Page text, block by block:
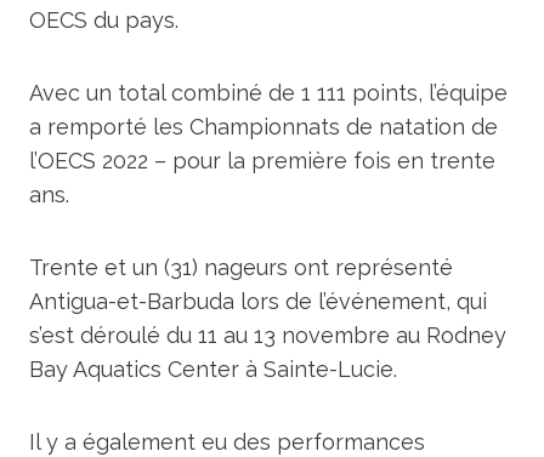
OECS du pays.
Avec un total combiné de 1 111 points, l’équipe
a remporté les Championnats de natation de
l’OECS 2022 – pour la première fois en trente
ans.
Trente et un (31) nageurs ont représenté
Antigua-et-Barbuda lors de l’événement, qui
s’est déroulé du 11 au 13 novembre au Rodney
Bay Aquatics Center à Sainte-Lucie.
Il y a également eu des performances